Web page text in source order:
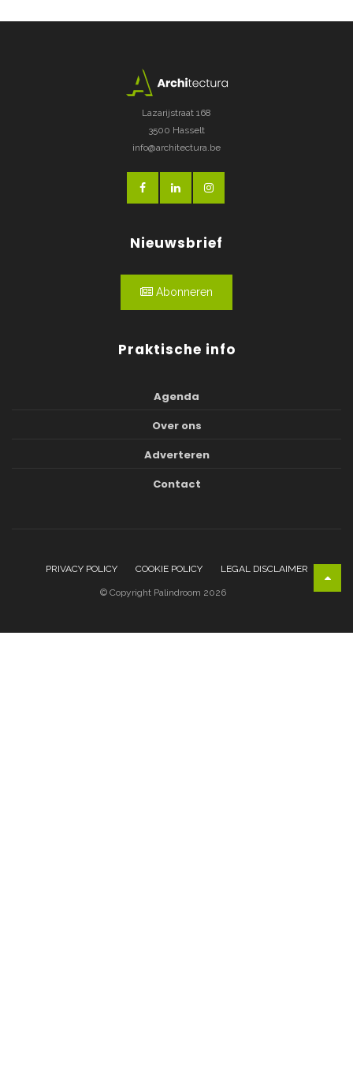
Lazarijstraat 168
3500 Hasselt
info@architectura.be
Nieuwsbrief
Abonneren
Praktische info
Agenda
Over ons
Adverteren
Contact
PRIVACY POLICY COOKIE POLICY LEGAL DISCLAIMER
© Copyright Palindroom 2026